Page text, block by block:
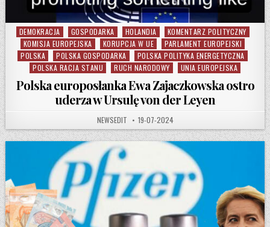
Posted in
DEMOKRACJA GOSPODARKA HOLANDIA
KOMENTARZ POLITYCZNY
KOMISJA EUROPEJSKA
KORUPCJA W UE
PARLAMENT EUROPEJSKI
POLSKA
POLSKA GOSPODARKA
POLSKA POLITYKA ENERGETYCZNA
POLSKA RACJA STANU
RUCH NARODOWY UNIA EUROPEJSKA
Polska europosłanka Ewa Zajaczkowska ostro
uderza w Ursulę von der Leyen
AUTHOR:
NEWSEDIT PUBLISHED DATE:
19-07-2024